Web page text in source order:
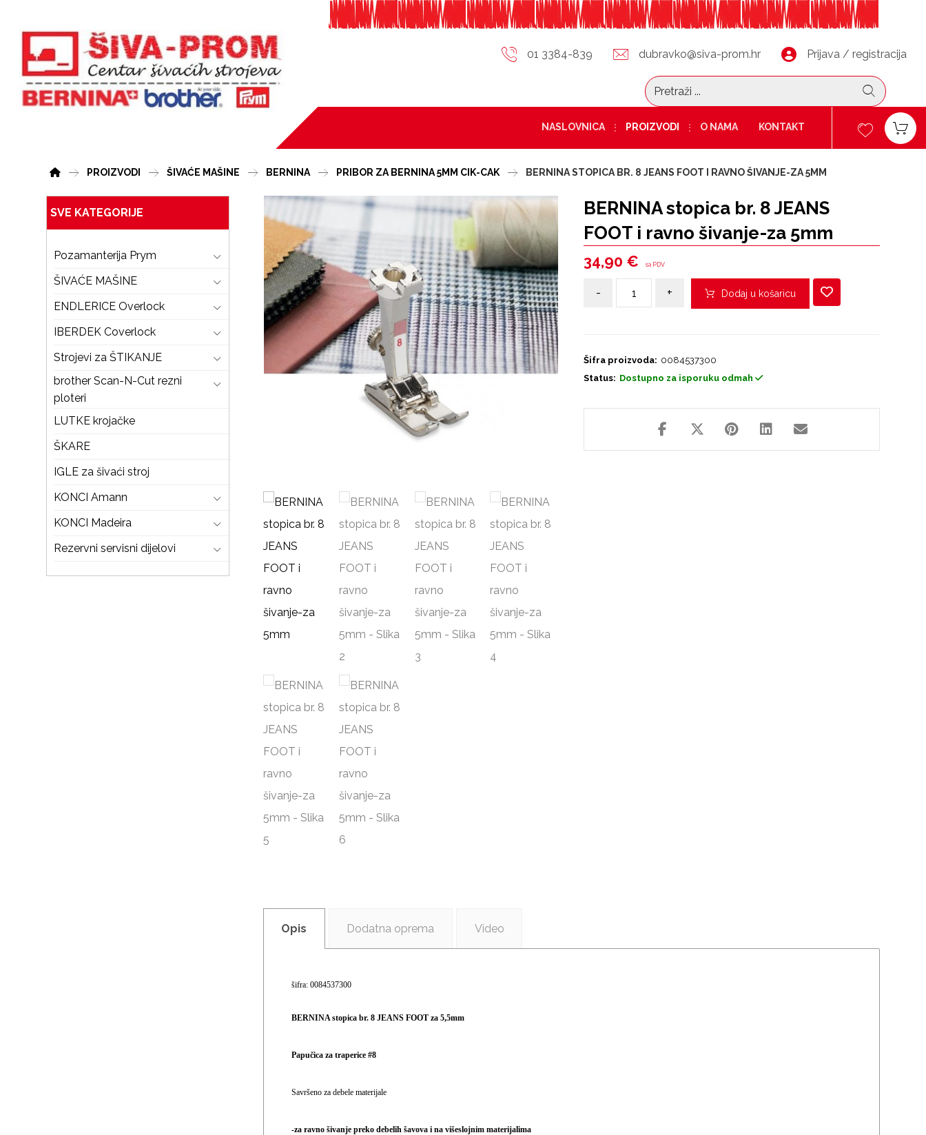
Prijava / registracija
dubravko@siva-prom.hr
01 3384-839
NASLOVNICA PROIZVODI O NAMA KONTAKT
PROIZVODI ŠIVAĆE MAŠINE BERNINA PRIBOR ZA BERNINA 5MM CIK-CAK BERNINA STOPICA BR. 8 JEANS FOOT I RAVNO ŠIVANJE-ZA 5MM
BERNINA stopica br. 8 JEANS
FOOT i ravno šivanje-za 5mm
34,90 € sa PDV
- + Dodaj u košaricu
Šifra proizvoda: 0084537300
Status: Dostupno za isporuku odmah
Opis Dodatna oprema Video
šifra: 0084537300
BERNINA stopica br. 8 JEANS FOOT za 5,5mm
Papučica za traperice #8
Savršeno za debele materijale
-za ravno šivanje preko debelih šavova i na višeslojnim materijalima
SVE KATEGORIJE
Pozamanterija Prym
ŠIVAĆE MAŠINE
ENDLERICE Overlock
IBERDEK Coverlock
Strojevi za ŠTIKANJE
brother Scan-N-Cut rezni
ploteri
LUTKE krojačke
ŠKARE
IGLE za šivaći stroj
KONCI Amann
KONCI Madeira
Rezervni servisni dijelovi